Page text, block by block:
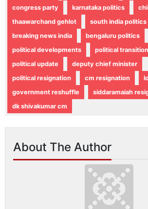
congress party
karnataka politics
thaawarchand gehlot
south india politics
breaking news india
bengaluru politics
political developments
political transition
political update
deputy chief minister
political resignation
cm resignation
government reshuffle
siddaramaiah
dk shivakumar cm
About The Author